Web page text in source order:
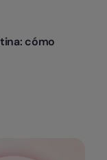
cómo